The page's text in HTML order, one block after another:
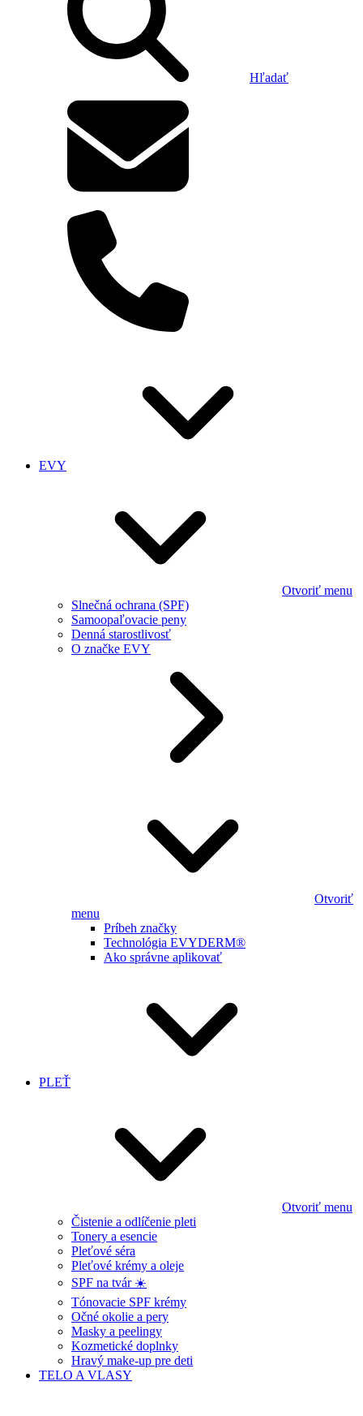
Hľadať
EVY
Otvoriť menu
Slnečná ochrana (SPF)
Samoopaľovacie peny
Denná starostlivosť
O značke EVY
Otvoriť
menu
Príbeh značky
Technológia EVYDERM®
Ako správne aplikovať
PLEŤ
Otvoriť menu
Čistenie a odlíčenie pleti
Tonery a esencie
Pleťové séra
Pleťové krémy a oleje
SPF na tvár ☀️
Tónovacie SPF krémy
Očné okolie a pery
Masky a peelingy
Kozmetické doplnky
Hravý make-up pre deti
TELO A VLASY